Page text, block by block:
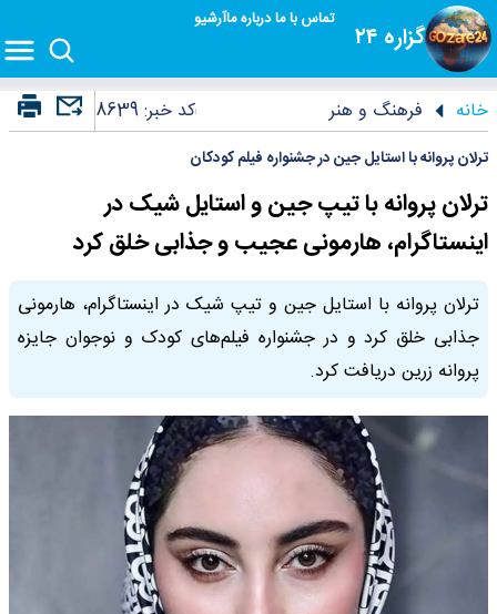
گزاره ۲۴
تماس با مادرباره ماآرشیو
خانه فرهنگ و هنر کد خبر:8639
ترلان پروانه با استایل جین در جشنواره فیلم کودکان
ترلان پروانه با تیپ جین و استایل شیک در
اینستاگرام، هارمونی عجیب و جذابی خلق کرد
ترلان پروانه با استایل جین و تیپ شیک در اینستاگرام، هارمونی
جذابی خلق کرد و در جشنواره فیلم‌های کودک و نوجوان جایزه
پروانه زرین دریافت کرد.